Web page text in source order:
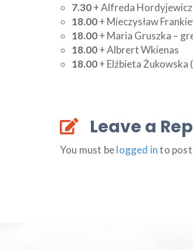
7.30+ Alfreda Hordyjewicz
18.00+ Mieczysław
18.00+ Maria Gruszka –
18.00+ Albrert Wkienas
18.00+ Elżbieta Żukowska
Leave a
You must belogged into post